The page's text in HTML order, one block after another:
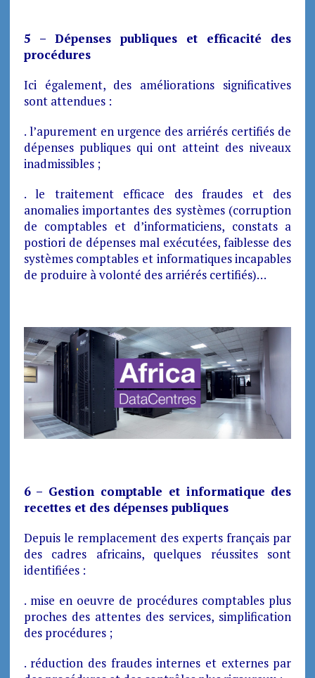
5 – Dépenses publiques et efficacité des
procédures
Ici également, des améliorations significatives
sont attendues :
. l’apurement en urgence des arriérés certifiés de
dépenses publiques qui ont atteint des niveaux
inadmissibles ;
. le traitement efficace des fraudes et des
anomalies importantes des systèmes (corruption
de comptables et d’informaticiens, constats a
postiori de dépenses mal exécutées, faiblesse des
systèmes comptables et informatiques incapables
de produire à volonté des arriérés certifiés)…
6 – Gestion comptable et informatique des
recettes et des dépenses publiques
Depuis le remplacement des experts français par
des cadres africains, quelques réussites sont
identifiées :
. mise en oeuvre de procédures comptables plus
proches des attentes des services, simplification
des procédures ;
. réduction des fraudes internes et externes par